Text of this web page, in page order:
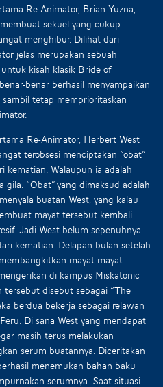
Re-Animator, Brian Yuzna,
sekuel yang cukup
menghibur. Dilihat dari
jelas merupakan sebuah
kisah klasik Bride of
benar berhasil menyampaikan
tetap memprioritaskan
Re-Animator, Herbert West
terobsesi menciptakan “obat”
kematian. Walaupun ia adalah
gila. “Obat” yang dimaksud adalah
buatan West, yang kalau
mayat tersebut kembali
Jadi West belum sepenuhnya
kematian. Delapan bulan setelah
mayat-mayat
di kampus Miskatonic
disebut sebagai “The
berdua bekerja sebagai relawan
Di sana West yang mendapat
masih terus melakukan
serum buatannya. Diceritakan
menemukan bahan baku
serumnya. Saat situasi